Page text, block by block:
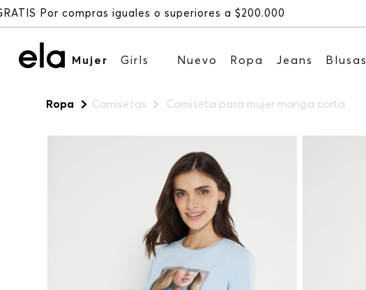
Mujer Girls Nuevo Ropa Jeans Blusas
Ropa Camisetas Camiseta para mujer manga corta